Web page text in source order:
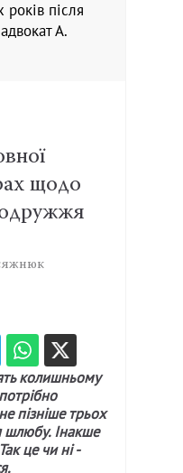
років після
А.
щодо
колишньому
пізніше трьох
шлюбу. Інакше
це чи ні -